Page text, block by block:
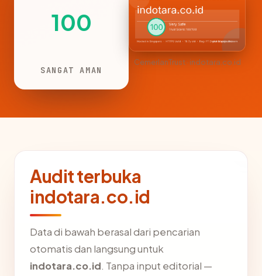
100
SANGAT AMAN
CemerlanTrust · indotara.co.id
Audit terbuka
indotara.co.id
Data di bawah berasal dari pencarian
otomatis dan langsung untuk
indotara.co.id. Tanpa input editorial —